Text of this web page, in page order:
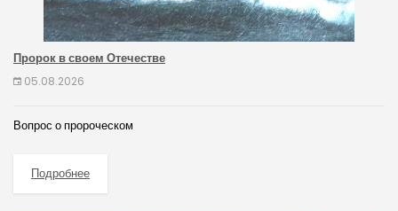
Пророк в своем Отечестве
05.08.2026
Вопрос о пророческом
Подробнее